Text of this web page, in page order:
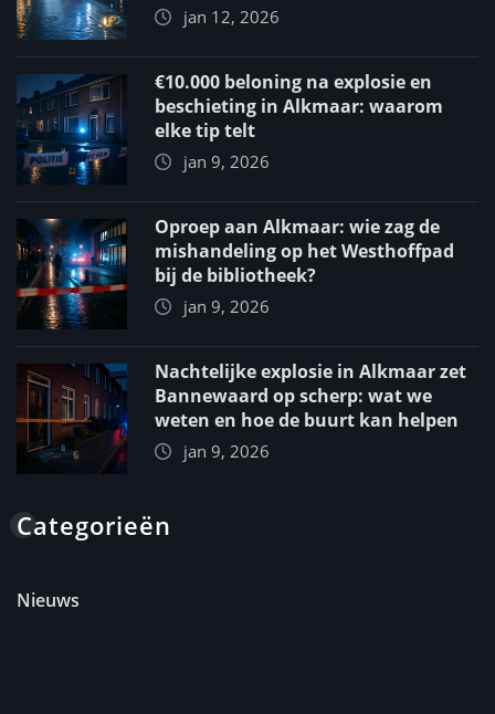
jan 12, 2026
€10.000 beloning na explosie en
beschieting in Alkmaar: waarom
elke tip telt
jan 9, 2026
Oproep aan Alkmaar: wie zag de
mishandeling op het Westhoffpad
bij de bibliotheek?
jan 9, 2026
Nachtelijke explosie in Alkmaar zet
Bannewaard op scherp: wat we
weten en hoe de buurt kan helpen
jan 9, 2026
Categorieën
Nieuws